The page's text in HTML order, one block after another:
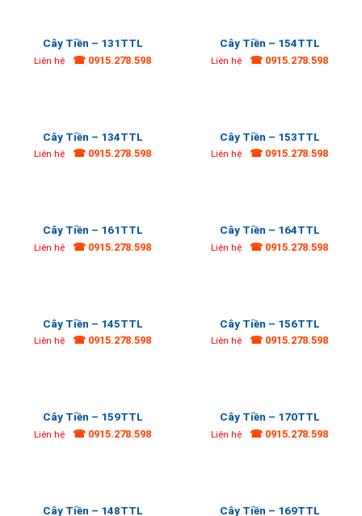
Cây Tiền – 131TTL
Liên hệ ☎ 0915.278.598
Cây Tiền – 154TTL
Liên hệ ☎ 0915.278.598
Cây Tiền – 134TTL
Liên hệ ☎ 0915.278.598
Cây Tiền – 153TTL
Liên hệ ☎ 0915.278.598
Cây Tiền – 161TTL
Liên hệ ☎ 0915.278.598
Cây Tiền – 164TTL
Liên hệ ☎ 0915.278.598
Cây Tiền – 145TTL
Liên hệ ☎ 0915.278.598
Cây Tiền – 156TTL
Liên hệ ☎ 0915.278.598
Cây Tiền – 159TTL
Liên hệ ☎ 0915.278.598
Cây Tiền – 170TTL
Liên hệ ☎ 0915.278.598
Cây Tiền – 148TTL Cây Tiền – 169TTL